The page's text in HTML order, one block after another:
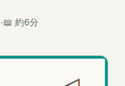
·📖 約6分